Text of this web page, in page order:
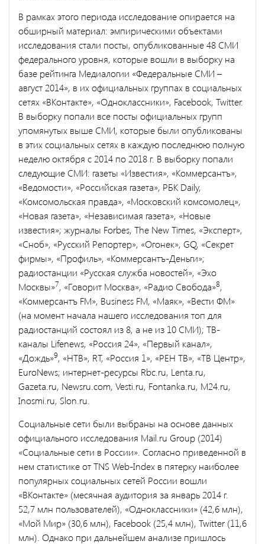
В рамках этого периода исследование опирается на
обширный материал: эмпирическими объектами
исследования стали посты, опубликованные 48 СМИ
федерального уровня, которые вошли в выборку на
базе рейтинга Медиалогии «Федеральные СМИ –
август 2014», в их официальных группах в социальных
сетях «ВКонтакте», «Одноклассники», Facebook, Twitter.
В выборку попали все посты официальных групп
упомянутых выше СМИ, которые были опубликованы
в этих социальных сетях в каждую последнюю полную
неделю октября с 2014 по 2018 г. В выборку попали
следующие СМИ: газеты «Известия», «Коммерсантъ»,
«Ведомости», «Российская газета», РБК Daily,
«Комсомольская правда», «Московский комсомолец»,
«Новая газета», «Независимая газета», «Новые
известия»; журналы Forbes, The New Times, «Эксперт»,
«Сноб», «Русский Репортер», «Огонек», GQ, «Секрет
фирмы», «Профиль», «Коммерсантъ-Деньги»;
радиостанции «Русская служба новостей», «Эхо
Москвы»7, «Говорит Москва», «Радио Свобода»8,
«Коммерсантъ FM», Business FM, «Маяк», «Вести ФМ»
(на момент начала нашего исследования топ для
радиостанций состоял из 8, а не из 10 СМИ); ТВ-
каналы Lifenews, «Россия 24», «Первый канал»,
«Дождь»9, «НТВ», RT, «Россия 1», «РЕН ТВ», «ТВ Центр»,
EuroNews; интернет-ресурсы Rbc.ru, Lenta.ru,
Gazeta.ru, Newsru.com, Vesti.ru, Fontanka.ru, M24.ru,
Inosmi.ru, Slon.ru.
Социальные сети были выбраны на основе данных
официального исследования Mail.ru Group (2014)
«Социальные сети в России». Согласно приведенной в
нем статистике от TNS Web-Index в пятерку наиболее
популярных социальных сетей России вошли
«ВКонтакте» (месячная аудитория за январь 2014 г.
52,7 млн пользователей), «Одноклассники» (42,6 млн),
«Мой Мир» (30,6 млн), Facebook (25,4 млн), Twitter (11,6
млн). Однако при дальнейшем анализе пришлось